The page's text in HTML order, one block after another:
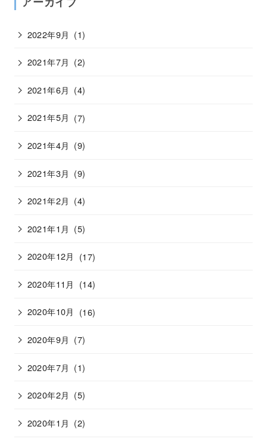
2022年9月 (1)
2021年7月 (2)
2021年6月 (4)
2021年5月 (7)
2021年4月 (9)
2021年3月 (9)
2021年2月 (4)
2021年1月 (5)
2020年12月 (17)
2020年11月 (14)
2020年10月 (16)
2020年9月 (7)
2020年7月 (1)
2020年2月 (5)
2020年1月 (2)